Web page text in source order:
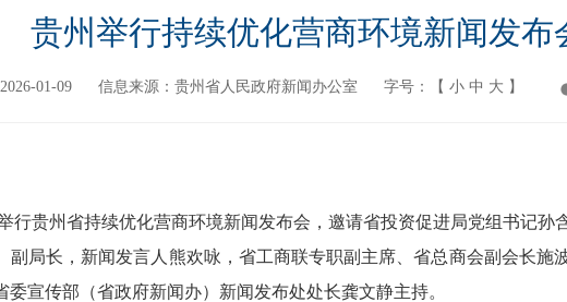
贵州举行持续优化营商环境新闻发布
01-09 信息来源：贵州省人民政府新闻办公室 字号：【 小 中 大 】
贵州省持续优化营商环境新闻发布会，邀请省投资促进局党组书记孙
副局长，新闻发言人熊欢咏，省工商联专职副主席、省总商会副会长施
宣传部（省政府新闻办）新闻发布处处长龚文静主持。